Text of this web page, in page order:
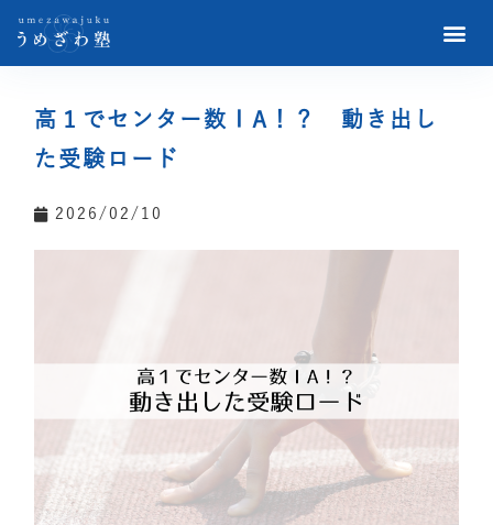
高１でセンター数ⅠA！？ 動き出し
た受験ロード
2026/02/10